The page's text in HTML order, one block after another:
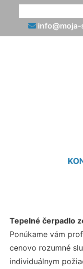
Tepelné čerpadlo
Ponúkame vám
cenovo rozumné
individuálnym